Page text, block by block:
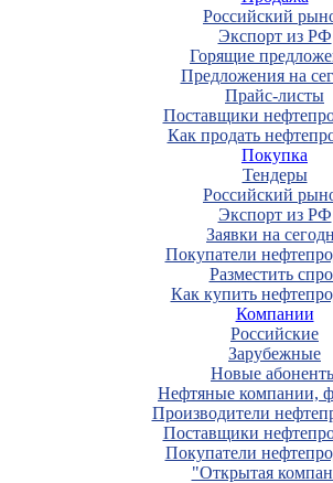
Российский
Экспорт из РФ
Горящие
Предложения на
Прайс-листы
Поставщики
Как продать
Покупка
Тендеры
Российский
Экспорт из РФ
Заявки на
Покупатели
Разместить
Как купить
Компании
Российские
Зарубежные
Новые
Нефтяные компании,
Производители
Поставщики
Покупатели
"Открытая